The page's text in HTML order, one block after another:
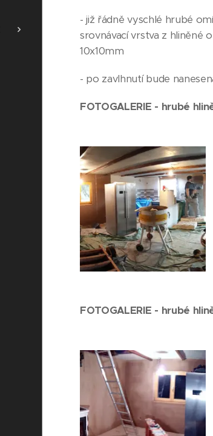
- již řádně vyschlé hrubé
srovnávací vrstva z hliněné
10x10mm
- po zavlhnutí bude
FOTOGALERIE - hrubé
FOTOGALERIE - hrubé